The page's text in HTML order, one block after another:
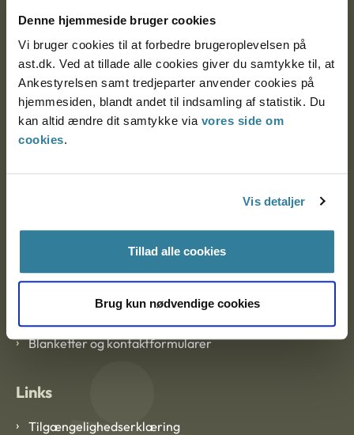
Denne hjemmeside bruger cookies
Vi bruger cookies til at forbedre brugeroplevelsen på
ast.dk. Ved at tillade alle cookies giver du samtykke til, at
Ankestyrelsen samt tredjeparter anvender cookies på
hjemmesiden, blandt andet til indsamling af statistik. Du
kan altid ændre dit samtykke via vores side om
cookies.
Vis detaljer
Tillad alle cookies
Brug kun nødvendige cookies
Nytorv 7, 2. sal
Ankestyrelsen Aalborg
Ankestyrelsen København
Om Ankestyrelsen
Blanketter og kontaktformularer
Links
Tilgængelighedserklæring